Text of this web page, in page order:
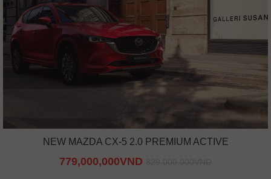
NEW MAZDA CX-5 2.0 PREMIUM ACTIVE
779,000,000VND